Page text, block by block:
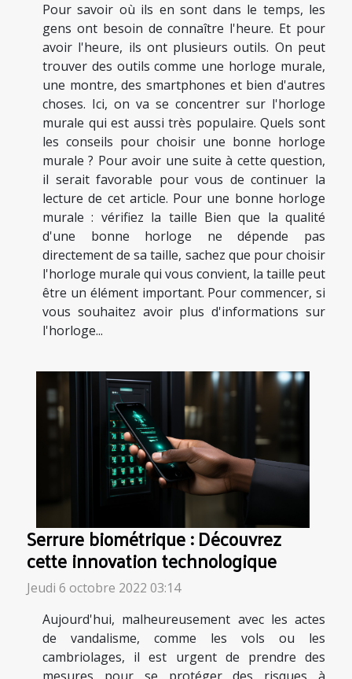
Pour savoir où ils en sont dans le temps, les
gens ont besoin de connaître l'heure. Et pour
avoir l'heure, ils ont plusieurs outils. On peut
trouver des outils comme une horloge murale,
une montre, des smartphones et bien d'autres
choses. Ici, on va se concentrer sur l'horloge
murale qui est aussi très populaire. Quels sont
les conseils pour choisir une bonne horloge
murale ? Pour avoir une suite à cette question,
il serait favorable pour vous de continuer la
lecture de cet article. Pour une bonne horloge
murale : vérifiez la taille Bien que la qualité
d'une bonne horloge ne dépende pas
directement de sa taille, sachez que pour choisir
l'horloge murale qui vous convient, la taille peut
être un élément important. Pour commencer, si
vous souhaitez avoir plus d'informations sur
l'horloge...
Serrure biométrique : Découvrez
cette innovation technologique
Jeudi 6 octobre 2022 03:14
Aujourd'hui, malheureusement avec les actes
de vandalisme, comme les vols ou les
cambriolages, il est urgent de prendre des